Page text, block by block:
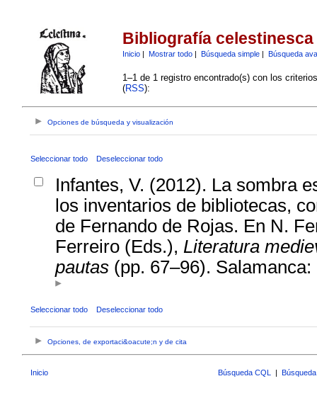
Bibliografía celestinesca
Inicio| Mostrar todo| Búsqueda simple| Búsqueda
1–1 de 1 registro encontrado(s) con los
(RSS):
Opciones de búsqueda y visualización
Seleccionar todo Deseleccionar todo
Infantes, V. (2012). La sombra
los inventarios de bibliotecas,
de Fernando de Rojas. En N.
Ferreiro (Eds.), Literatura
pautas(pp. 67–96). Salamanca:
Seleccionar todo Deseleccionar todo
Opciones, de exportaci&oacute;n y de cita
Inicio Búsqueda CQL |